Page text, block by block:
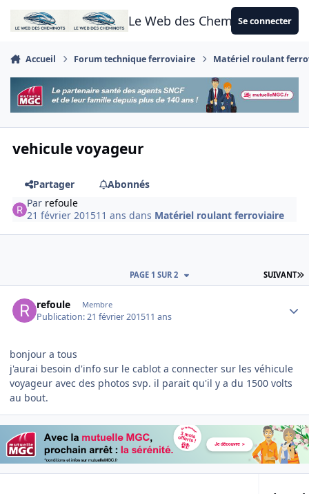
Aller au contenu
Le Web des CheminotsSe connecter
Accueil Forum technique ferroviaire Matériel roulant
vehicule voyageur
Partager
Abonnés
Par refoule
21 février 201511 ans dans Matériel roulant ferroviaire
SUIVANT
PAGE 1 SUR 2
refoule Membre
Publication:21 février 201511 ans
bonjour a tous
j'aurai besoin d'info sur le cablot a connecter sur les véhicule
voyageur avec des photos svp. il parait qu'il y a du 1500 volts
au bout.